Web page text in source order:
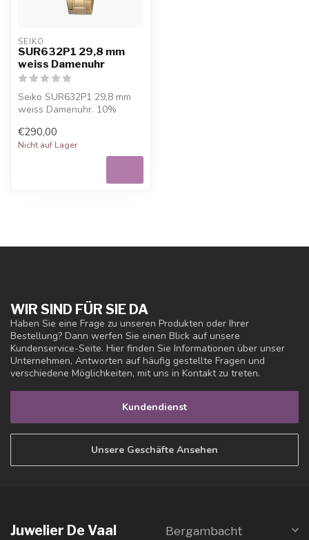
SEIKO
SUR632P1 29,8 mm
weiss Damenuhr
Seiko SUR632P1 29,8 mm
weiss Damenuhr. 10%
Juwelier De Vaa...
€290,00
Nicht auf Lager
WIR SIND FÜR SIE DA
Haben Sie eine Frage zu unseren Produkten oder Ihrer
Bestellung? Dann werfen Sie einen Blick auf unsere
Kundenservice-Seite. Hier finden Sie Informationen über unser
Unternehmen, Antworten auf häufig gestellte Fragen und
verschiedene Möglichkeiten, mit uns in Kontakt zu treten.
Kundendienst
Unsere Geschäfte Ansehen
Juwelier De Vaal Bergambacht